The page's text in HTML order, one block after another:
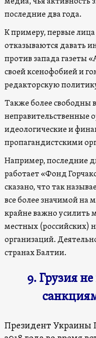
последние два года.
К примеру, первые лица
отказываются давать
против запада газеты
своей ксенофобией и
редакторскую
Также более свободны
неправительственные
идеологические и
пропагандистскими
Например, последние
работает «Фонд
сказано, что так
все более значимой на
крайне важно усилить
местных (российских)
организаций.
странах Балтии.
9. Грузия
Президент Украины